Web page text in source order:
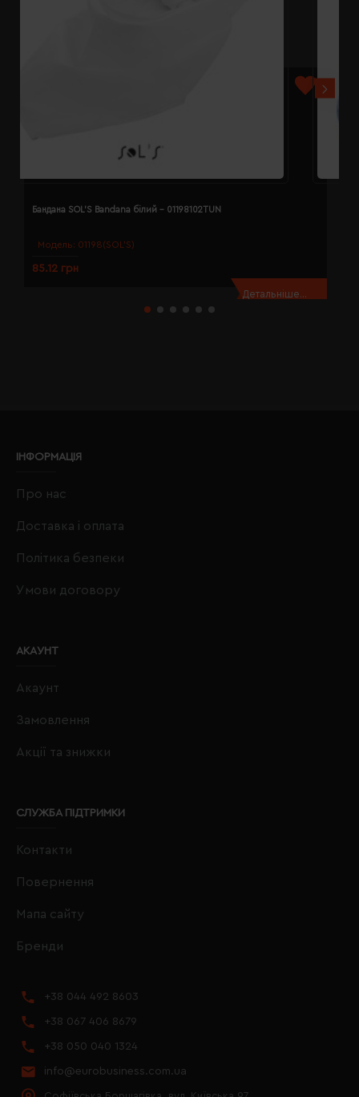
Модель: 01198(SOL’S)
Бандана SOL'S Bandana білий - 01198102TUN
85.12 грн
Детальніше...
ІНФОРМАЦІЯ
Про нас
Доставка і оплата
Політика безпеки
Умови договору
АКАУНТ
Акаунт
Замовлення
Акції та знижки
СЛУЖБА ПІДТРИМКИ
Контакти
Повернення
Мапа сайту
Бренди
+38 044 492 8603
+38 067 406 8679
+38 050 040 1324
info@eurobusiness.com.ua